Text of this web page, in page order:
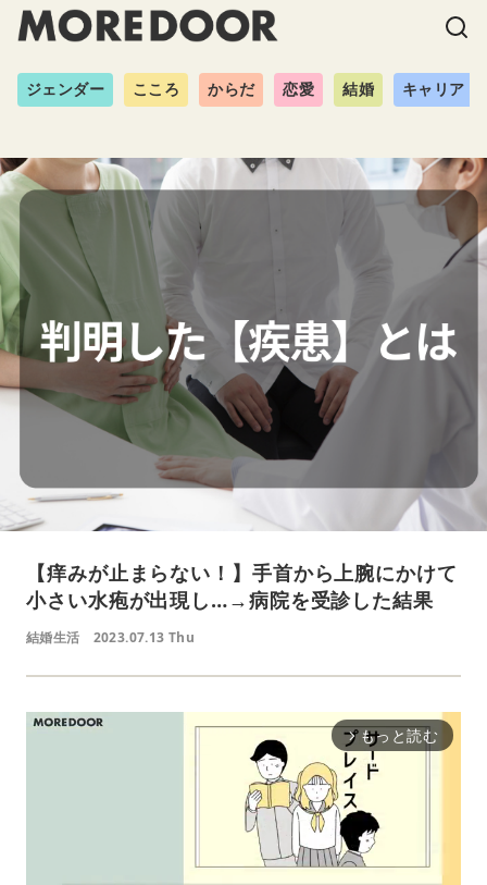
ジェンダー こころ からだ 恋愛 結婚 キャリア
【痒みが止まらない！】手首から上腕にかけて
小さい水疱が出現し…→病院を受診した結果
結婚生活 2023.07.13 Thu
arrow_forward_ios もっと読む